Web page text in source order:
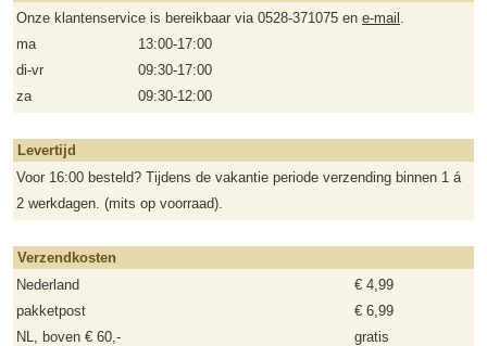
Onze klantenservice is bereikbaar via 0528-371075 en e-mail .
ma
13:00-17:00
di-vr
09:30-17:00
za
09:30-12:00
Levertijd
Voor 16:00 besteld? Tijdens de vakantie periode verzending binnen 1 á
2 werkdagen. (mits op voorraad).
Verzendkosten
Nederland
€ 4,99
pakketpost
€ 6,99
NL, boven € 60,-
gratis